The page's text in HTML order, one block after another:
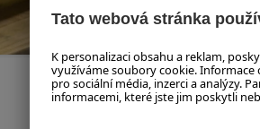
DOZVĚDĚT SE VÍCE